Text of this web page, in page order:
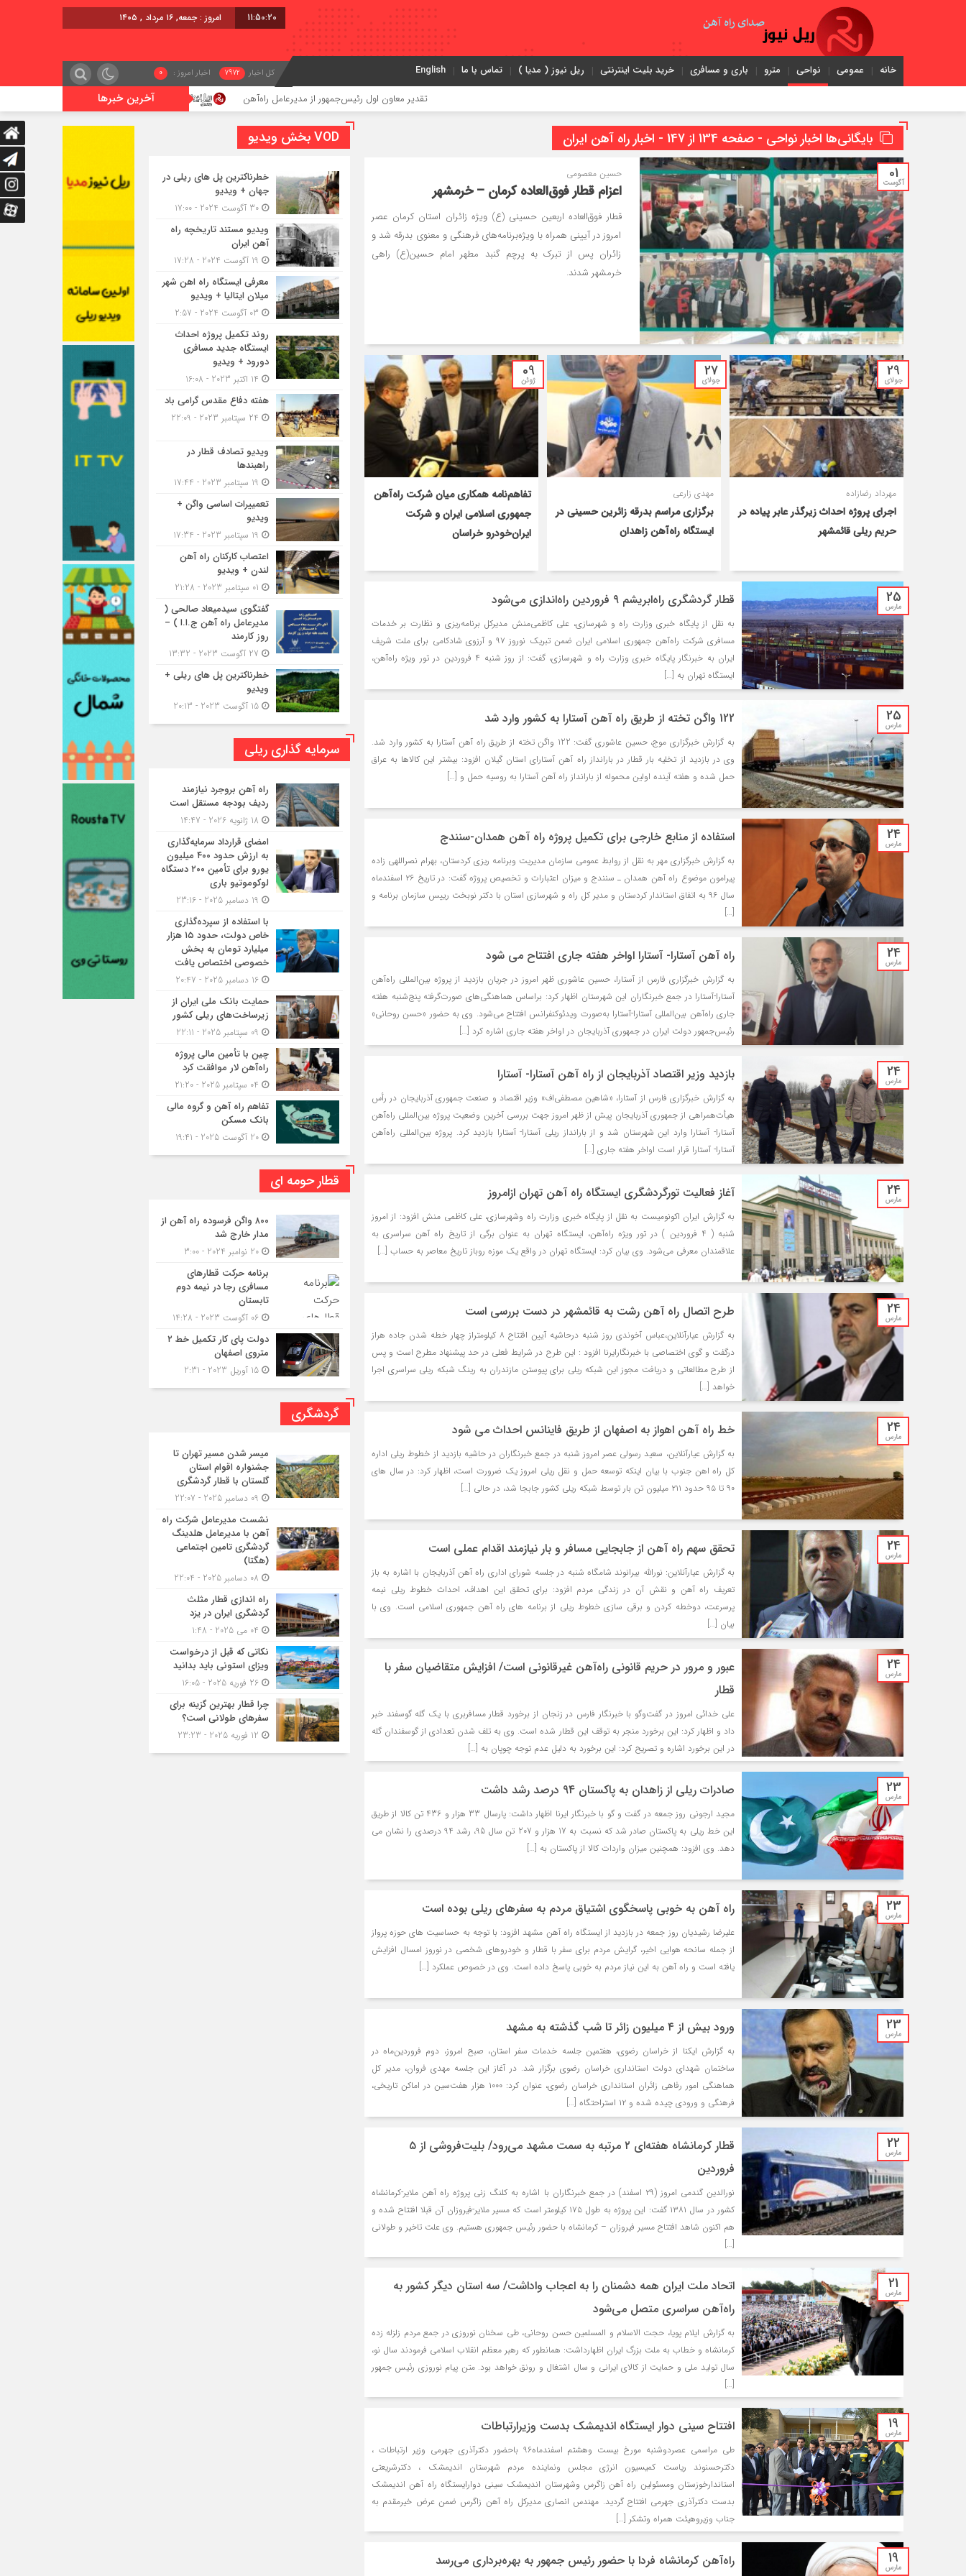
11:50:21 برابر با : Friday
خانه عمومی نواحی مترو باری و مسافری خرید بلیت اینترنتی ریل نیوز ( مدیا ) تماس با ما English کل اخبار 7972 اخبار امروز : 0
آخرین خبرها تقدیر معاون اول رئیس‌جمهور از مدیرعامل راه‌آهن اعزام قطار فوق‌العاده کرمان – خرمشهر
بایگانی‌ها اخبار نواحی - صفحه 134 از 147 - اخبار راه آهن ایران
01
آگوست
حسین معصومی
اعزام قطار فوق‌العاده کرمان – خرمشهر
قطار فوق‌العاده اربعین حسینی (ع) ویژه زائران استان کرمان عصر
امروز در آیینی همراه با ویژه‌برنامه‌های فرهنگی و معنوی بدرقه شد و
زائران پس از تبرک به پرچم گنبد مطهر امام حسین(ع) راهی
خرمشهر شدند.
29
جولای
مهرداد رضازاده
اجرای پروژه احداث زیرگذر عابر پیاده در
حریم ریلی قائمشهر
27
جولای
مهدی زارعی
برگزاری مراسم بدرقه زائرین حسینی در
ایستگاه راه‌آهن زاهدان
09
ژوئن
تفاهم‌نامه همکاری میان شرکت راه‌آهن
جمهوری اسلامی ایران و شرکت
ایران‌خودرو خراسان
25
مارس قطار گردشگری راه‌ابریشم ۹ فروردین‌ راه‌اندازی می‌شود
به نقل از پایگاه خبری وزارت راه و شهرسازی، علی کاظمی‌منش مدیرکل برنامه‌ریزی و نظارت بر خدمات
مسافری شرکت راه‌آهن جمهوری اسلامی ایران ضمن تبریک نوروز ۹۷ و آرزوی شادکامی برای ملت شریف
ایران به خبرنگار پایگاه خبری وزارت راه و شهرسازی، گفت: از روز شنبه ۴ فروردین در تور ویژه راه‌آهن،
ایستگاه تهران به […]
25
مارس 122 واگن تخته از طریق راه آهن آستارا به کشور وارد شد
به گزارش خبرگزاری موج، حسین عاشوری گفت: 122 واگن تخته از طریق راه آهن آستارا به کشور وارد شد.
وی در بازدید از تخلیه بار قطار در بارانداز راه آهن آستارای استان گیلان افزود: بیشتر این کالاها به عراق
حمل شده و هفته آینده اولین محموله از بارانداز راه آهن آستارا به روسیه حمل و […]
24
مارس استفاده از منابع خارجی برای تکمیل پروژه راه آهن همدان-سنندج
به گزارش خبرگزاری مهر به نقل از روابط عمومی سازمان مدیریت وبرنامه ریزی کردستان، بهرام نصراللهی زاده
پیرامون موضوع راه آهن همدان ـ سنندج و میزان اعتبارات و تخصیص پروژه گفت: در تاریخ ۲۶ اسفندماه
سال ۹۶ به اتفاق استاندار کردستان و مدیر کل راه و شهرسازی استان با دکتر نوبخت رییس سازمان برنامه و
[…]
24
مارس راه آهن آستارا- آستارا اواخر هفته جاری افتتاح می شود
به گزارش خبرگزاری فارس از آستارا، حسین عاشوری ظهر امروز در جریان بازدید از پروژه بین‌المللی راه‌آهن
آستارا-آستارا در جمع خبرنگاران این شهرستان اظهار کرد: براساس هماهنگی‌های صورت‌گرفته پنج‌شنبه هفته
جاری راه‌آهن بین‌المللی آستارا-آستارا به‌صورت ویدئوکنفرانس افتتاح می‌شود. وی به حضور «حسن روحانی»
رئیس‌جمهور دولت ایران در جمهوری آذربایجان در اواخر هفته جاری اشاره کرد […]
24
مارس بازدید وزیر اقتصاد آذربایجان از راه آهن آستارا- آستارا
به گزارش خبرگزاری فارس از آستارا، «شاهین مصطفی‌اف» وزیر اقتصاد و صنعت جمهوری آذربایجان در رأس
هیأت‌همراهی از جمهوری آذربایجان پیش از ظهر امروز جهت بررسی آخرین وضعیت پروژه بین‌المللی راه‌آهن
آستارا- آستارا وارد این شهرستان شد و از بارانداز ریلی آستارا- آستارا بازدید کرد. پروژه بین‌المللی راه‌آهن
آستارا- آستارا قرار است اواخر هفته جاری […]
24
مارس آغاز فعالیت تورگردشگری ایستگاه راه آهن تهران ازامروز
به گزارش ایران اکونومیست به نقل از پایگاه خبری وزارت راه وشهرسازی، علی کاظمی منش افزود: از امروز
شنبه ( 4 فروردین ) در تور ویژه راه‌آهن، ایستگاه تهران به عنوان برگی از تاریخ راه آهن سراسری به
علاقمندان معرفی می‌شود. وی بیان کرد: ایستگاه تهران در واقع یک موزه روباز تاریخ معاصر به حساب […]
24
مارس طرح اتصال راه آهن رشت به قائمشهر در دست بررسی است
به گزارش عیارآنلاین،عباس آخوندی روز شنبه درحاشیه آیین افتتاح ۸ کیلومتراز چهار خطه شدن جاده هراز
درگفت و گوی اختصاصی با خبرنگارایرنا افزود : این طرح در شرایط فعلی در حد پیشنهاد مطرح است و پس
از طرح مطالعاتی و دریافت مجوز این شبکه ریلی برای پیوستن مازندران به رینگ شبکه ریلی سراسری اجرا
خواهد […]
24
مارس خط راه آهن اهواز به اصفهان از طریق فاینانس احداث می شود
به گزارش عیارآنلاین، سعید رسولی عصر امروز شنبه در جمع خبرنگاران در حاشیه بازدید از خطوط ریلی اداره
کل راه اهن جنوب با بیان اینکه توسعه حمل و نقل ریلی امروز یک ضرورت است، اظهار کرد: در سال های
۹۰ تا ۹۵ حدود ۲۱۱ میلیون تن بار توسط شبکه ریلی کشور جابجا شد، در حالی […]
24
مارس تحقق سهم راه آهن از جابجایی مسافر و بار نیازمند اقدام عملی است
به گزارش عیارآنلاین: نورالله بیرانوند شامگاه شنبه در جلسه شورای اداری راه آهن آذربایجان با اشاره به باز
تعریف راه آهن و نقش آن در زندگی مردم افزود: برای تحقق این اهداف، احداث خطوط ریلی نیمه
پرسرعت، دوخطه کردن و برقی سازی خطوط ریلی از برنامه های راه آهن جمهوری اسلامی است. وی با
بیان […]
24
مارس
عبور و مرور در حریم قانونی راه‌آهن غیرقانونی است/ افزایش متقاضیان سفر با
قطار
علی خدائی امروز در گفت‌وگو با خبرنگار فارس در زنجان از برخورد قطار مسافربری با یک گله گوسفند خبر
داد و اظهار کرد: این برخورد منجر به توقف این قطار شده است. وی به تلف شدن تعدادی از گوسفندان گله
در این برخورد اشاره و تصریح کرد: این برخورد به دلیل عدم توجه چوپان به […]
23
مارس صادرات ریلی از زاهدان به پاکستان 94 درصد رشد داشت
مجید ارجونی روز جمعه در گفت و گو با خبرنگار ایرنا اظهار داشت: پارسال 33 هزار و 436 تن کالا از طریق
این خط ریلی به پاکستان صادر شد که نسبت به 17 هزار و 207 تن سال 95، رشد 94 درصدی را نشان می
دهد. وی افزود: همچنین میزان واردات کالا از پاکستان به […]
23
مارس راه آهن به خوبی پاسخگوی اشتیاق مردم به سفرهای ریلی بوده است
علیرضا رشیدیان روز جمعه در بازدید از ایستگاه راه آهن مشهد افزود: با توجه به حساسیت های حوزه پرواز
از جمله سانحه هوایی اخیر، گرایش مردم برای سفر با قطار و خودروهای شخصی در نوروز امسال افزایش
یافته است و راه آهن به این نیاز مردم به خوبی پاسخ داده است. وی در خصوص عملکرد […]
23
مارس ورود بیش از ۴ میلیون زائر تا شب گذشته به مشهد
به گزارش ایکنا از خراسان رضوی، هفتمین جلسه خدمات سفر استان، صبح امروز، دوم فروردین‌ماه در
ساختمان شهدای دولت استانداری خراسان رضوی برگزار شد. در آغاز این جلسه مهدی فروان، مدیر کل
هماهنگی امور رفاهی زائران استانداری خراسان رضوی، عنوان کرد: ۱۰۰۰ هزار هفت‌سین در اماکن تاریخی،
فرهنگی و ورودی چیده شده و ۱۲ استراحتگاه […]
22
مارس
قطار کرمانشاه هفته‌ای ۲ مرتبه به سمت مشهد می‌رود/ بلیت‌فروشی از ۵
فروردین
نورالدین گندمی امروز (۲۹ اسفند) در جمع خبرنگاران با اشاره به کلنگ زنی پروژه راه آهن ملایر-کرمانشاه
کشور در سال ۱۳۸۱ گفت: این پروژه به طول ۱۷۵ کیلومتر است که مسیر ملایر-فیروزان آن قبلا افتتاح شده و
هم اکنون شاهد افتتاح مسیر فیروزان – کرمانشاه با حضور رئیس جمهوری هستیم. وی علت تاخیر و طولانی
[…]
21
مارس
اتحاد ملت ایران همه دشمنان را به اعجاب واداشت/ سه استان دیگر کشور به
راه‌آهن سراسری متصل می‌شود
به گزارش ایلام پویا، حجت الاسلام و المسلمین حسن روحانی، طی سخنان نوروزی در جمع مردم زلزله زده
کرمانشاه و خطاب به ملت بزرگ ایران اظهارداشت: همانطور که رهبر معظم انقلاب اسلامی فرمودند سال نو،
سال تولید ملی و حمایت از کالای ایرانی و سال اشتغال و رونق خواهد بود. متن پیام نوروزی رئیس جمهور
[…]
19
مارس افتتاح سینی دوار ایستگاه اندیمشک بدست وزیرارتباطات
طی مراسمی عصردوشنبه مورخ بیست وهشتم اسفندماه96 باحضور دکترآذری جهرمی وزیر ارتباطات ،
دکترحسنوند ریاست کمیسیون انرژی مجلس ونماینده مردم شهرستان اندیمشک ، دکترشریعتی
استاندارخوزستان ومسئولین راه آهن زاگرس وشهرستان اندیمشک سینی دوارایستگاه راه آهن اندیمشک
بدست دکترآذری جهرمی افتتاح گردید. مهندس انصاری مدیرکل راه آهن زاگرس ضمن عرض خیرمقدم به
جناب وزیروهیئت همراه وتشکر […]
19
مارس راه‌آهن کرمانشاه فردا با حضور رئیس جمهور به بهره‌برداری می‌رسد
VOD بخش ویدیو
خطرناکترین پل های ریلی در
جهان + ویدیو
ویدیو مستند تاریخچه راه
آهن ایران
معرفی ایستگاه راه اهن شهر
میلان ایتالیا + ویدیو
روند تکمیل پروژه احداث
ایستگاه جدید مسافری
دورود + ویدیو
هفته دفاع مقدس گرامی باد
ویدیو تصادف قطار در
راهبندها
تعمییرات اساسی واگن +
ویدیو
اعتصاب کارکنان راه آهن
لندن + ویدیو
گفتگوی سیدمیعاد صالحی (
مدیرعامل راه آهن ج.ا.ا ) –
روز کارمند
خطرناکترین پل های ریلی +
ویدیو
سرمایه گذاری ریلی
راه آهن بروجرد نیازمند
ردیف بودجه مستقل است
امضای قرارداد سرمایه‌گذاری
به ارزش حدود ۴۰۰ میلیون
یورو برای تأمین ۲۰۰ دستگاه
لوکوموتیو باری
با استفاده از سپرده‌گذاری
خاص دولت، حدود ۱۵ هزار
میلیارد تومان به بخش
خصوصی اختصاص یافت
حمایت بانک ملی ایران از
زیرساخت‌های ریلی کشور
چین با تأمین مالی پروژه
راه‌آهن لار موافقت کرد
تفاهم راه آهن و گروه مالی
بانک مسکن
قطار حومه ای
۸۰۰ واگن فرسوده راه آهن از
مدار خارج شد
برنامه حرکت قطارهای
مسافری رجا در نیمه دوم
تابستان
دولت پای کار تکمیل خط ۲
متروی اصفهان
گردشگری
میسر شدن مسیر تهران تا
جشنواره اقوام استان
گلستان با قطار گردشگری
نشست مدیرعامل شرکت راه
آهن با مدیرعامل هلدینگ
گردشگری تامین اجتماعی
(هگتا)
راه اندازی قطار مثلث
گردشگری ایران در یزد
نکاتی که قبل از درخواست
ویزای استونی باید بدانید
چرا قطار بهترین گزینه برای
سفرهای طولانی است؟